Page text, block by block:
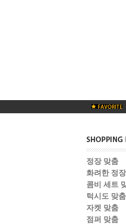
정장 맞춤
화려한 정
콤비 세트
턱시도 맞춤
자켓 맞춤
점퍼 맞춤